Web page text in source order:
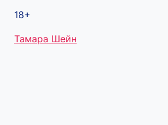
18+
Метки
Тамара Шейн